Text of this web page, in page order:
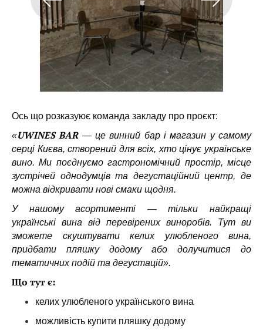
Ось що розказуює команда закладу про проєкт:
«UWINES BAR— це винний бар і магазин у самому
серці Києва, створений для всіх, хто цінує українське
вино. Ми поєднуємо гастрономічний простір, місце
зустрічей однодумців та дегустаційний центр, де
можна відкривати нові смаки щодня.
У нашому асортименті — тільки найкращі
українські вина від перевірених виноробів. Тут ви
зможете скуштувати келих улюбленого вина,
придбати пляшку додому або долучитися до
тематичних подій та дегустацій».
Що тут є:
келих улюбленого українського вина
можливість купити пляшку додому